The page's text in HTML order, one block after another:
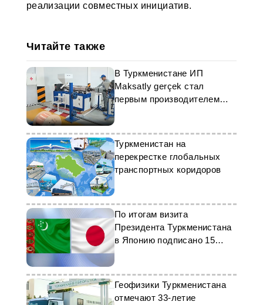
реализации совместных инициатив.
Читайте также
В Туркменистане ИП
Maksatly gerçek стал
первым производителем
Туркменистан на
перекрестке глобальных
транспортных коридоров
По итогам визита
Президента Туркменистана
в Японию подписано 15
документов
Геофизики Туркменистана
отмечают 33-летие